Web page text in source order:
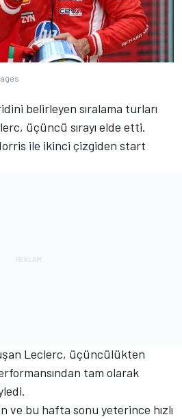
belirleyen sıralama turları
üçüncü sırayı elde etti.
ile ikinci çizgiden start
Leclerc, üçüncülükten
tam olarak
ve bu hafta sonu yeterince hızlı